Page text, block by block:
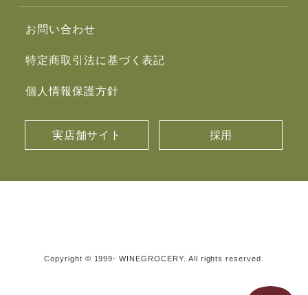
お問い合わせ
特定商取引法に基づく表記
個人情報保護方針
実店舗サイト 採用
Copyright © 1999- WINEGROCERY. All rights reserved.